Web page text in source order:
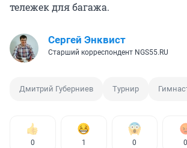
тележек для багажа.
Сергей Энквист
Старший корреспондент NGS55.RU
Дмитрий Губерниев Турнир
0 1 0 0